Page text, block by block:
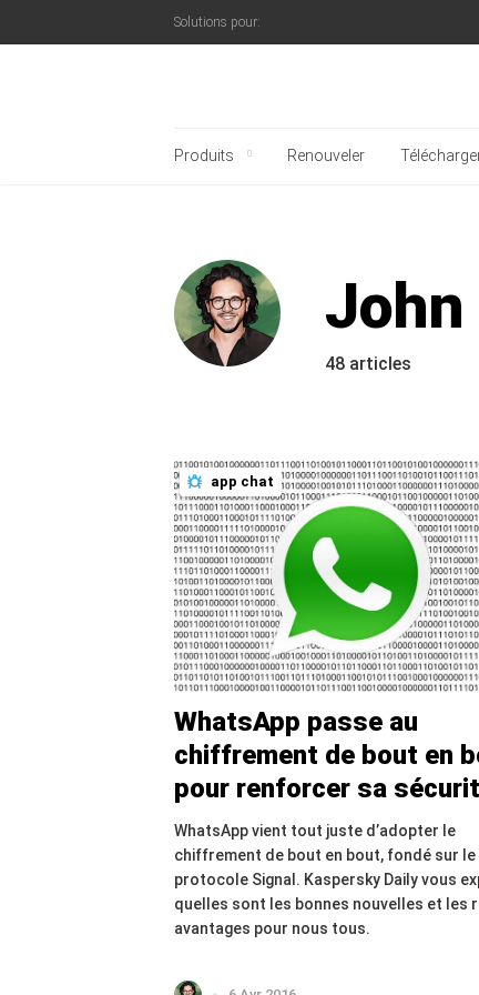
Solutions pour:
Produits Renouveler
John
48 articles
app chat
WhatsApp passe au
chiffrement de bout en
pour renforcer sa
WhatsApp vient tout juste d’adopter le
chiffrement de bout en bout, fondé sur le
protocole Signal. Kaspersky Daily vous
quelles sont les bonnes nouvelles et les
avantages pour nous tous.